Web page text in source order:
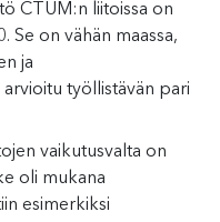
CTUM:n liitoissa on
Se on vähän maassa,
ja
työllistävän pari
vaikutusvalta on
oli mukana
esimerkiksi